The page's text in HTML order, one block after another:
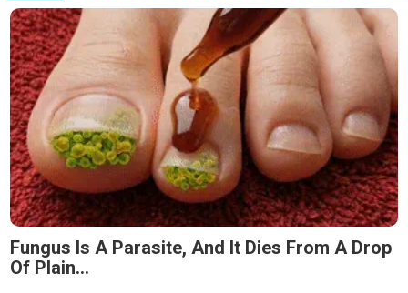
Fungus Is A Parasite, And It Dies From A Drop
Of Plain...